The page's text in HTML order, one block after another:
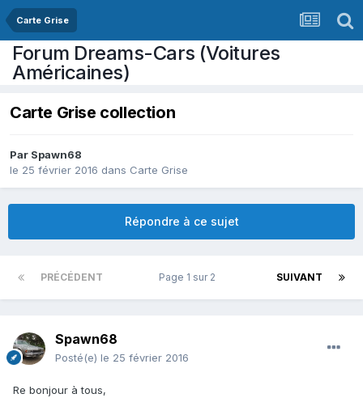
Carte Grise
Forum Dreams-Cars (Voitures
Américaines)
Carte Grise collection
Par Spawn68
le 25 février 2016 dans Carte Grise
Répondre à ce sujet
PRÉCÉDENT SUIVANT
Page 1 sur 2
Spawn68
Posté(e) le 25 février 2016
Re bonjour à tous,